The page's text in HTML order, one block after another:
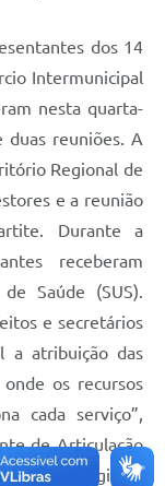
dos 14
Intermunicipal
nesta quarta-
duas reuniões. A
Regional de
e a reunião
Durante a
receberam
Saúde (SUS).
e secretários
a atribuição das
os recursos
cada serviço”,
de Articulação
Regional